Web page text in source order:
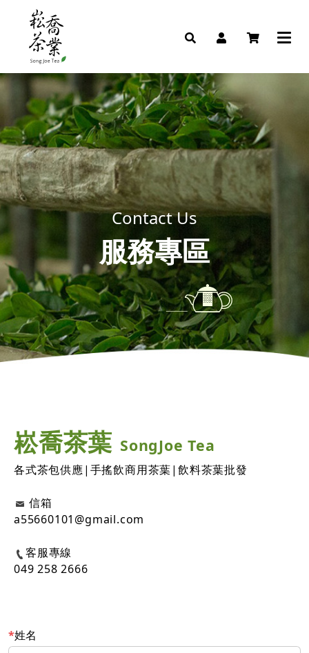
Contact Us
服務專區
崧喬茶葉 SongJoe Tea
各式茶包供應|手搖飲商用茶葉|飲料茶葉批發
信箱
a55660101@gmail.com
客服專線
049 258 2666
姓名